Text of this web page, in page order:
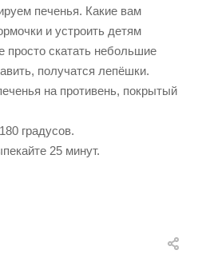
печенья. Какие вам
и устроить детям
просто скатать небольшие
получатся лепёшки.
на противень, покрытый
градусов.
25 минут.